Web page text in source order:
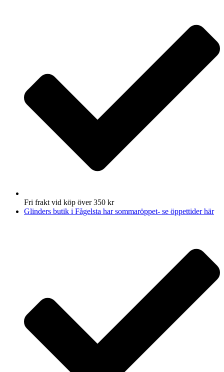
Fri frakt vid köp över 350 kr
Glinders butik i Fågelsta har sommaröppet- se öppettider här